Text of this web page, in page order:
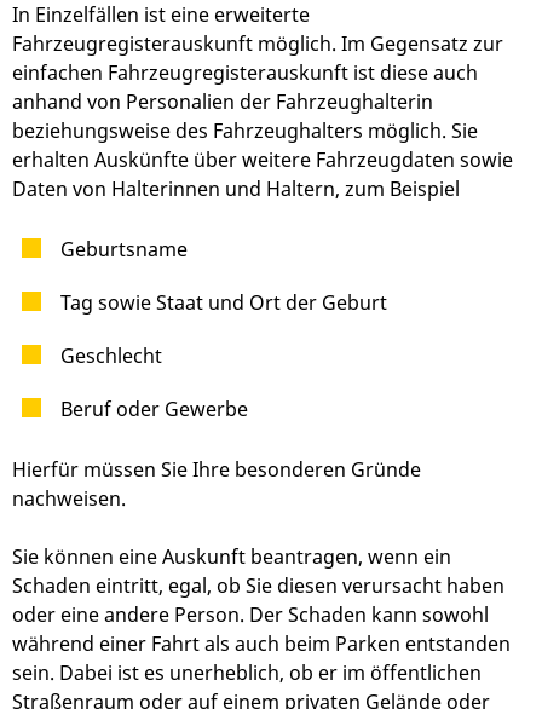
In Einzelfällen ist eine erweiterte
Fahrzeugregisterauskunft möglich. Im Gegensatz zur
einfachen Fahrzeugregisterauskunft ist diese auch
anhand von Personalien der Fahrzeughalterin
beziehungsweise des Fahrzeughalters möglich. Sie
erhalten Auskünfte über weitere Fahrzeugdaten sowie
Daten von Halterinnen und Haltern, zum Beispiel
Geburtsname
Tag sowie Staat und Ort der Geburt
Geschlecht
Beruf oder Gewerbe
Hierfür müssen Sie Ihre besonderen Gründe
nachweisen.
Sie können eine Auskunft beantragen, wenn ein
Schaden eintritt, egal, ob Sie diesen verursacht haben
oder eine andere Person. Der Schaden kann sowohl
während einer Fahrt als auch beim Parken entstanden
sein. Dabei ist es unerheblich, ob er im öffentlichen
Straßenraum oder auf einem privaten Gelände oder